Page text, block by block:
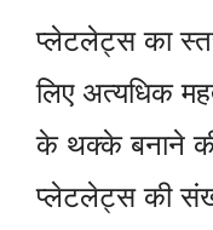
प्लेटलेट्स का
लिए अत्यधिक
के थक्के बनाने
प्लेटलेट्स की